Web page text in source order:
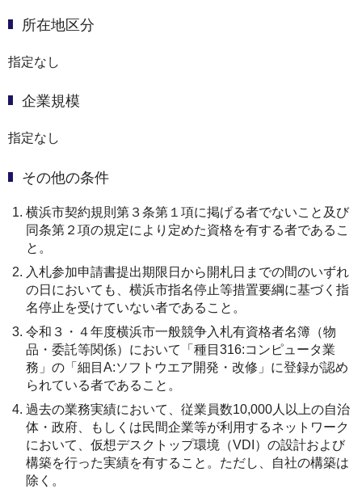
所在地区分
指定なし
企業規模
指定なし
その他の条件
横浜市契約規則第３条第１項に掲げる者でないこと及び
同条第２項の規定により定めた資格を有する者であるこ
と。
入札参加申請書提出期限日から開札日までの間のいずれ
の日においても、横浜市指名停止等措置要綱に基づく指
名停止を受けていない者であること。
令和３・４年度横浜市一般競争入札有資格者名簿（物
品・委託等関係）において「種目316:コンピュータ業
務」の「細目A:ソフトウエア開発・改修」に登録が認め
られている者であること。
過去の業務実績において、従業員数10,000人以上の自治
体・政府、もしくは民間企業等が利用するネットワーク
において、仮想デスクトップ環境（VDI）の設計および
構築を行った実績を有すること。ただし、自社の構築は
除く。